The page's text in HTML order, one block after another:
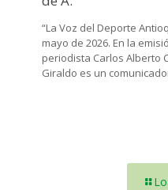
“La Voz del Deporte
mayo de 2026. En la
periodista Carlos Alberto
Giraldo es un